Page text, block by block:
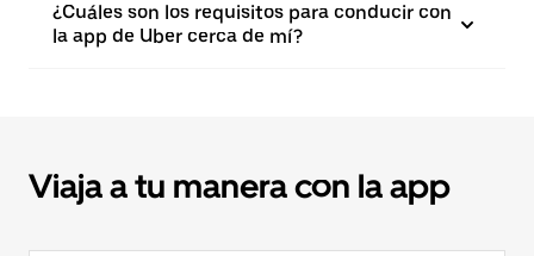
¿Cuáles son los requisitos para conducir con
la app de Uber cerca de mí?
Viaja a tu manera con la app